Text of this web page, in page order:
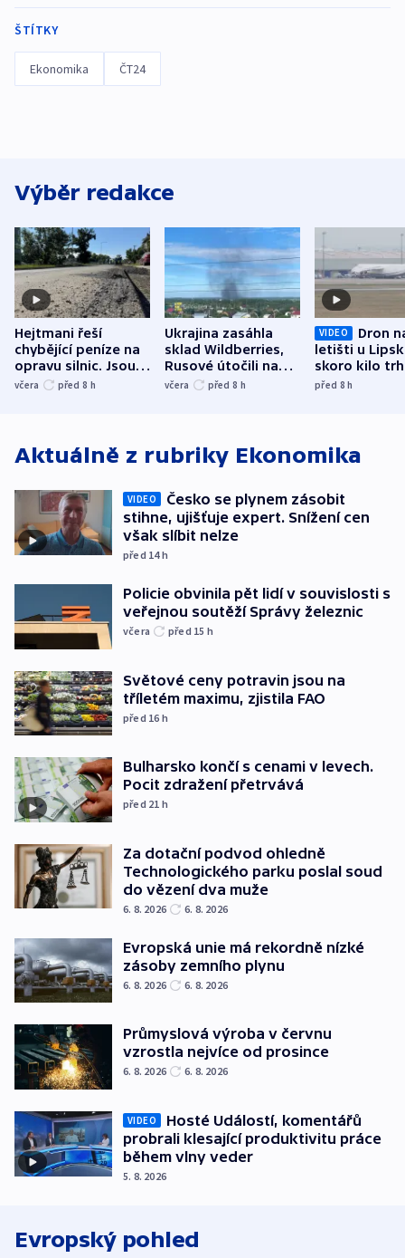
ŠTÍTKY
Ekonomika ČT24
Výběr redakce
Hejtmani řeší
chybějící peníze na
opravu silnic. Jsou
nenárokové, namítá
včera před 8 h
Ukrajina zasáhla
sklad Wildberries,
Rusové útočili na
trh, hasiče či
včera před 8 h
VIDEO
Dron
letišti u
skoro kilo
indicie
před 8h
Aktuálně z rubriky Ekonomika
VIDEO
Česko se plynem zásobit
stihne, ujišťuje expert. Snížení cen
však slíbit nelze
před 14h
Policie obvinila pět lidí v souvislosti s
veřejnou soutěží Správy železnic
včera před 15 h
Světové ceny potravin jsou na
tříletém maximu, zjistila FAO
před 16 h
Bulharsko končí s cenami v levech.
Pocit zdražení přetrvává
před 21 h
Za dotační podvod ohledně
Technologického parku poslal soud
do vězení dva muže
6. 8. 2026 6. 8. 2026
Evropská unie má rekordně nízké
zásoby zemního plynu
6. 8. 2026 6. 8. 2026
Průmyslová výroba v červnu
vzrostla nejvíce od prosince
6. 8. 2026 6. 8. 2026
VIDEO
Hosté Událostí, komentářů
probrali klesající produktivitu práce
během vlny veder
5. 8. 2026
Evropský pohled